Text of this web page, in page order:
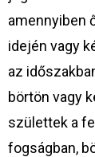
amennyiben
idején vagy
az
börtön vagy
születtek a
fogságban,